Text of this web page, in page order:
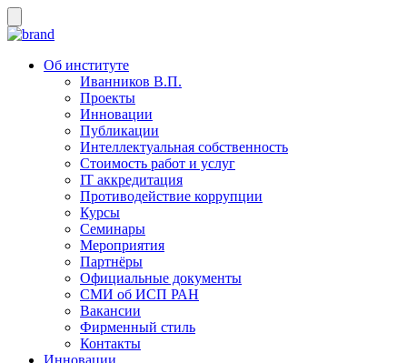
Об институте
Иванников В.П.
Проекты
Инновации
Публикации
Интеллектуальная собственность
Стоимость работ и услуг
IT аккредитация
Противодействие коррупции
Курсы
Семинары
Мероприятия
Партнёры
Официальные документы
СМИ об ИСП РАН
Вакансии
Фирменный стиль
Контакты
Инновации